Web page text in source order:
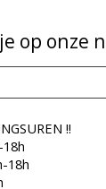
op onze
!!
18h